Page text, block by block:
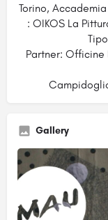
Torino,
: OIKOS La
Partner:
Gallery